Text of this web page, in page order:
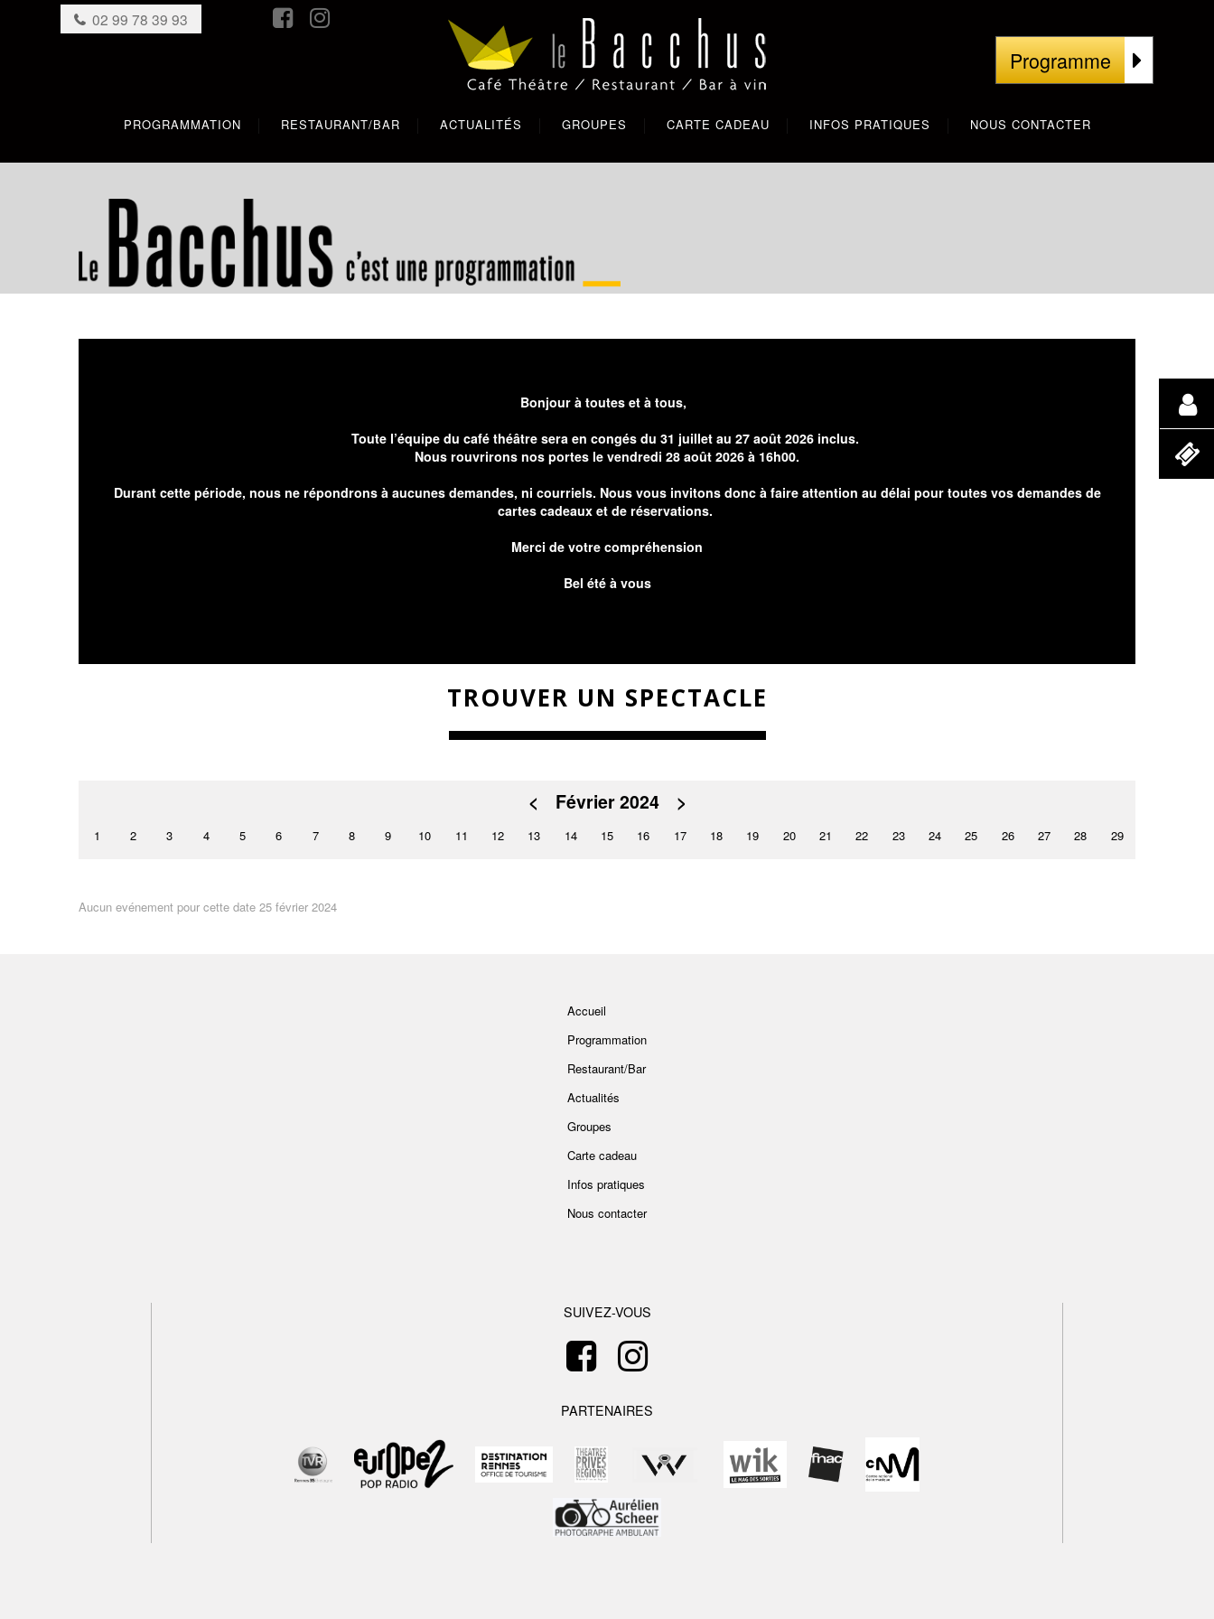
PROGRAMMATION RESTAURANT/BAR ACTUALITÉS GROUPES CARTE CADEAU INFOS PRATIQUES NOUS CONTACTER
02 99 78 39 93
Programme
Bonjour à toutes et à tous,
Toute l’équipe du café théâtre sera en congés du 31 juillet au 27 août 2026 inclus.
Nous rouvrirons nos portes le vendredi 28 août 2026 à 16h00.
Durant cette période, nous ne répondrons à aucunes demandes, ni courriels. Nous vous invitons donc à faire attention au délai pour toutes vos demandes de
cartes cadeaux et de réservations.
Merci de votre compréhension
Bel été à vous
TROUVER UN SPECTACLE
< Février 2024 >
1 2 3 4 5 6 7 8 9 10 11 12 13 14 15 16 17 18 19 20 21 22 23 24 25 26 27 28 29
Aucun evénement pour cette date 25 février 2024
Accueil
Programmation
Restaurant/Bar
Actualités
Groupes
Carte cadeau
Infos pratiques
Nous contacter
SUIVEZ-VOUS
PARTENAIRES